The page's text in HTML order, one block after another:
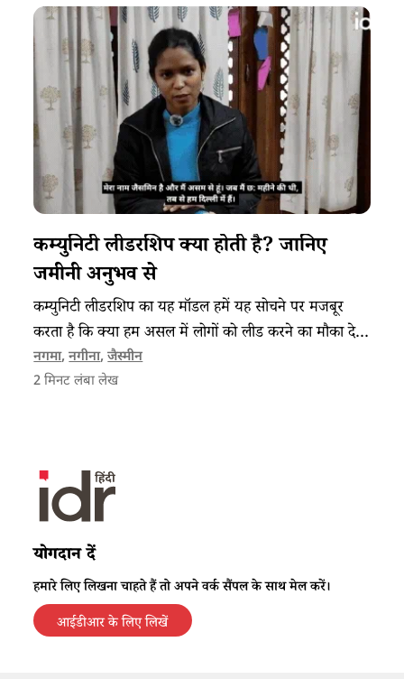
कम्युनिटी लीडरशिप क्या होती है? जानिए
जमीनी अनुभव से
कम्युनिटी लीडरशिप का यह मॉडल हमें यह सोचने पर मजबूर
करता है कि क्या हम असल में लोगों को लीड करने का मौका दे
रहे हैं, या बस उनके लिए फैसले ले रहे हैं?
नगमा,नगीना,जैस्मीन
2 मिनट लंबा लेख
योगदान दें
हमारे लिए लिखना चाहते हैं तो अपने वर्क सैंपल के साथ मेल करें।
आईडीआर के लिए लिखें